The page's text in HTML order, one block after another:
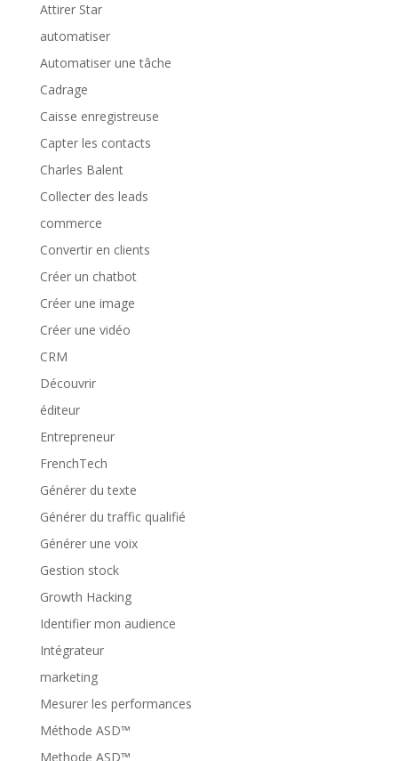
Attirer Star
automatiser
Automatiser une tâche
Cadrage
Caisse enregistreuse
Capter les contacts
Charles Balent
Collecter des leads
commerce
Convertir en clients
Créer un chatbot
Créer une image
Créer une vidéo
CRM
Découvrir
éditeur
Entrepreneur
FrenchTech
Générer du texte
Générer du traffic qualifié
Générer une voix
Gestion stock
Growth Hacking
Identifier mon audience
Intégrateur
marketing
Mesurer les performances
Méthode ASD™
Methode ASD™